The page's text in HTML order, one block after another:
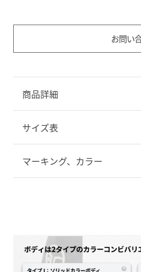
お問い
商品詳細
サイズ表
マーキング、カラー